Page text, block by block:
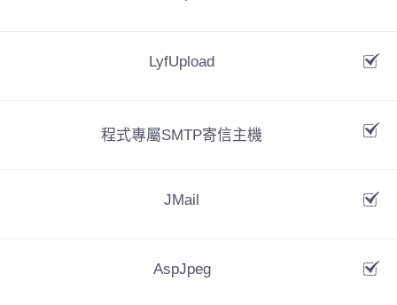
LyfUpload
程式專屬SMTP寄信主機
JMail
AspJpeg